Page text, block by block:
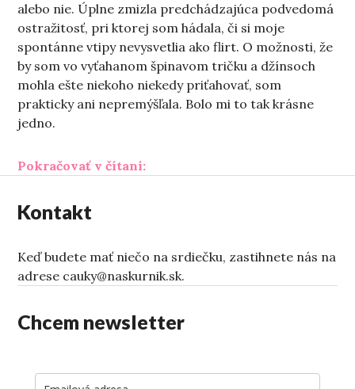
alebo nie. Úplne zmizla predchádzajúca podvedomá
ostražitosť, pri ktorej som hádala, či si moje
spontánne vtipy nevysvetlia ako flirt. O možnosti, že
by som vo vyťahanom špinavom tričku a džínsoch
mohla ešte niekoho niekedy priťahovať, som
prakticky ani nepremýšľala. Bolo mi to tak krásne
jedno.
Pokračovať v čítaní:„Sirény novej lásky“
Kontakt
Keď budete mať niečo na srdiečku, zastihnete nás na
adrese cauky@naskurnik.sk.
Chcem newsletter